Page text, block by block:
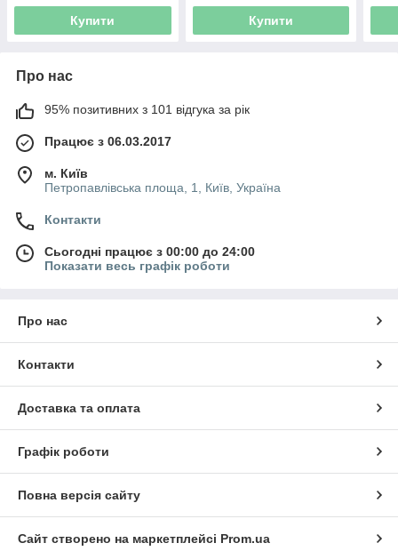
Купити Купити
Про нас
95% позитивних з 101 відгука за рік
Працює з 06.03.2017
м. Київ
Петропавлівська площа, 1, Київ, Україна
Контакти
Сьогодні працює з 00:00 до 24:00
Показати весь графік роботи
Про нас
Контакти
Доставка та оплата
Графік роботи
Повна версія сайту
Сайт створено на маркетплейсі Prom.ua